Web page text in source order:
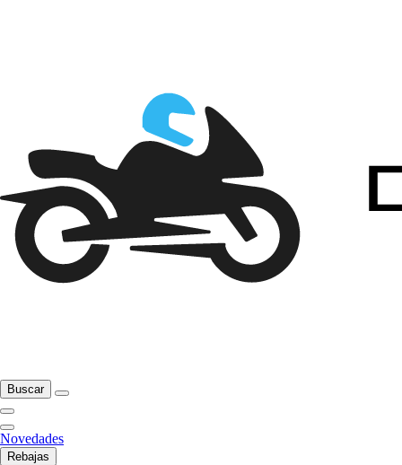
Buscar
Novedades
Rebajas